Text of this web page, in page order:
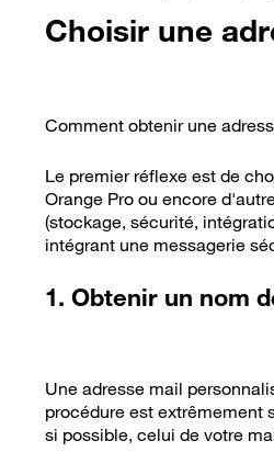
Choisir une
Comment obtenir une
Le premier réflexe est de
Orange Pro ou encore
(stockage, sécurité,
intégrant une messagerie
1. Obtenir un nom
Une adresse mail
procédure est extrêmement
si possible, celui de votre